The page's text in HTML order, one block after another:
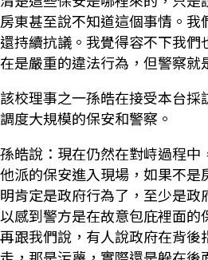
房東甚至說不知道這個事情。我
還持續抗議。我覺得容不下我們
在是嚴重的違法行為，但警察就
該校理事之一孫皓在接受本台採
調度大規模的保安和警察。
孫皓說：現在仍然在對峙過程中
他派的保安進入現場，如果不是
明肯定是政府行為了，至少是政
以感到警方是在故意包庇裡面的
再跟我們說，有人說政府在背後